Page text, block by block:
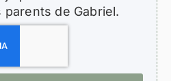
de Gabriel.